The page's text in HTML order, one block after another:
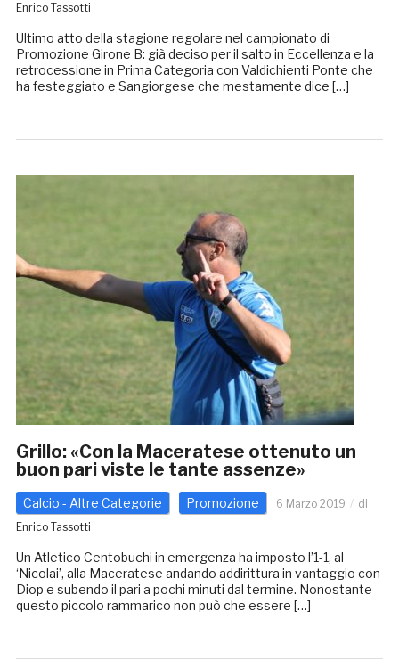
Enrico Tassotti
Ultimo atto della stagione regolare nel campionato di
Promozione Girone B: già deciso per il salto in Eccellenza e la
retrocessione in Prima Categoria con Valdichienti Ponte che
ha festeggiato e Sangiorgese che mestamente dice […]
Grillo: «Con la Maceratese ottenuto un
buon pari viste le tante assenze»
Calcio - Altre Categorie Promozione 6 Marzo 2019
di
Enrico Tassotti
Un Atletico Centobuchi in emergenza ha imposto l’1-1, al
‘Nicolai’, alla Maceratese andando addirittura in vantaggio con
Diop e subendo il pari a pochi minuti dal termine. Nonostante
questo piccolo rammarico non può che essere […]